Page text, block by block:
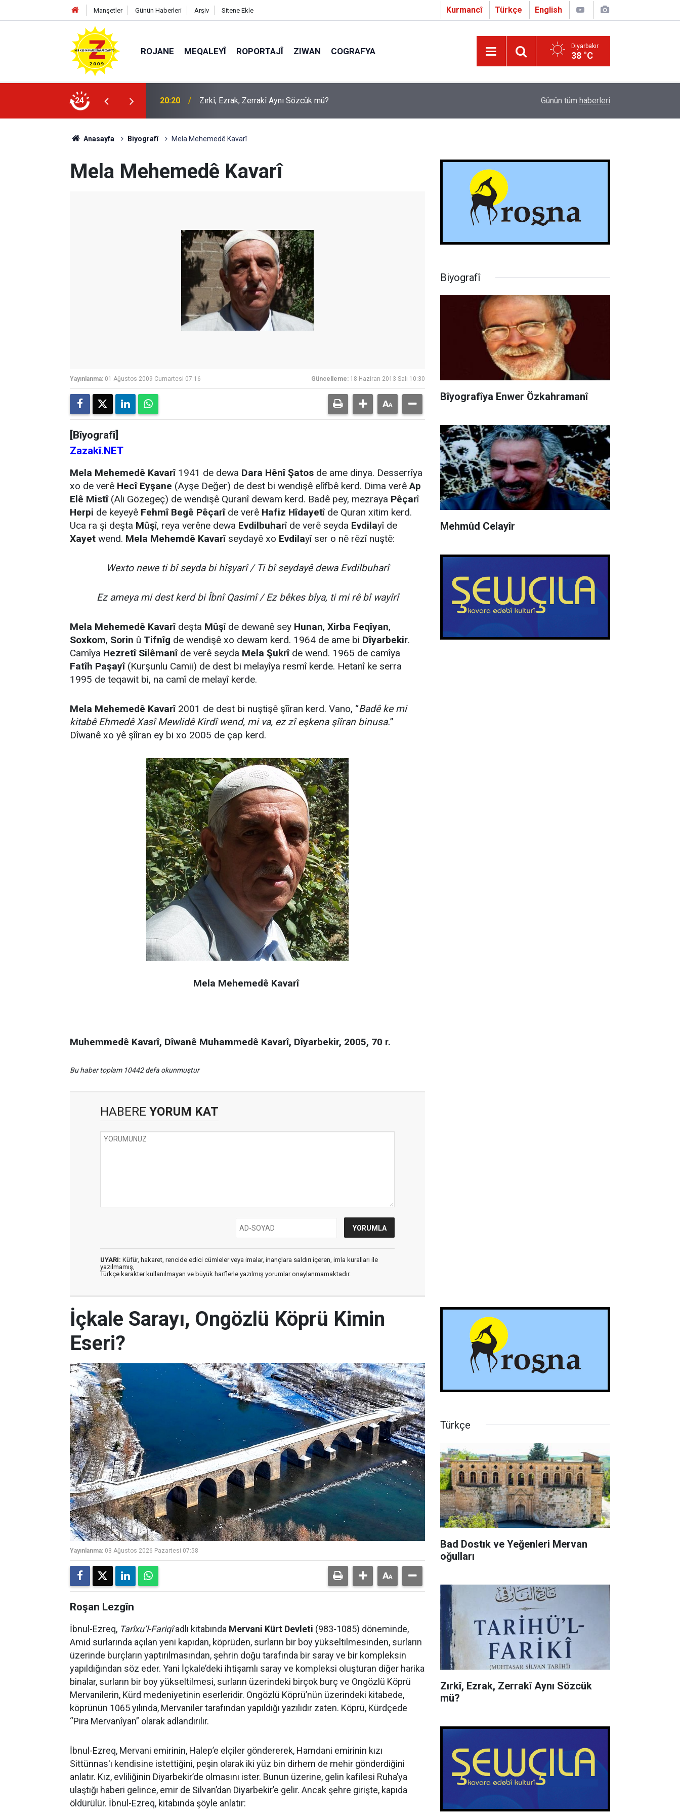
Manşetler Günün Haberleri Arşiv Sitene Ekle Kurmancî Türkçe English
ROJANE MEQALEYÎ ROPORTAJÎ ZIWAN COGRAFYA Diyarbakır
38 °C
24 09:56 Ji Zilma Partîzanan Nimûneyeka Piçûk Çapo 3. o Hîrakerde yê Ferhengê Zazakî-Tirkî
Günün tüm haberleri
Anasayfa Biyografî Mela Mehemedê Kavarî
Mela Mehemedê Kavarî
Yayınlanma: 01 Ağustos 2009 Cumartesi 07:16 Güncelleme: 18 Haziran 2013 Salı 10:30
[Bîyografî]
Zazakî.NET
Mela Mehemedê Kavarî1941 de dewa Dara Hênî Şatos de ame dinya. Desserrîya
xo de verê Hecî Eyşane (Ayşe Değer) de dest bi wendişê elîfbê kerd. Dima verêAp
Elê Mistî(Ali Gözegeç) de wendişê Quranî dewam kerd. Badê pey, mezraya Pêçarî
Herpi de keyeyê Fehmî Begê Pêçarîde verê Hafiz Hîdayetî de Quran xitim kerd.
Uca ra şi deşta Mûşî, reya verêne dewa Evdilbuharî de verê seyda Evdilayî de
Xayet wend. Mela Mehemdê Kavarîseydayê xo Evdilayî ser o nê rêzî nuştê:
Wexto newe ti bî seyda bi hîşyarî / Ti bî seydayê dewa Evdilbuharî
Ez ameya mi dest kerd bi Îbnî Qasimî / Ez bêkes bîya, ti mi rê bî wayîrî
Mela Mehemedê Kavarîdeşta Mûşî de dewanê sey Hunan, Xirba Feqîyan,
Soxkom, Sorin û Tifnîg de wendişê xo dewam kerd. 1964 de ame bi Dîyarbekir.
Camîya Hezretî Silêmanîde verê seyda Mela Şukrîde wend. 1965 de camîya
Fatîh Paşayî(Kurşunlu Camii) de dest bi melayîya resmî kerde. Hetanî ke serra
1995 de teqawit bi, na camî de melayî kerde.
Mela Mehemedê Kavarî2001 de dest bi nuştişê şîîran kerd. Vano, “Badê ke mi
kitabê Ehmedê Xasî Mewlidê Kirdî wend, mi va, ez zî eşkena şîîran binusa.”
Dîwanê xo yê şîîran ey bi xo 2005 de çap kerd.
Mela Mehemedê Kavarî
Muhemmedê Kavarî, Dîwanê Muhammedê Kavarî, Dîyarbekir, 2005, 70 r.
Bu haber toplam 10442 defa okunmuştur
HABERE YORUM KAT
UYARI: Küfür, hakaret, rencide edici cümleler veya imalar, inançlara saldırı içeren, imla kuralları ile
yazılmamış,
Türkçe karakter kullanılmayan ve büyük harflerle yazılmış yorumlar onaylanmamaktadır.
Biyografî
Bîyografîya Enwer Özkahramanî
Mehmûd Celayîr
İçkale Sarayı, Ongözlü Köprü Kimin
Eseri?
Yayınlanma: 03 Ağustos 2026 Pazartesi 07:58
Roşan Lezgîn
İbnul-Ezreq, Tarîxu’l-Fariqîadlı kitabında Mervani Kürt Devleti (983-1085) döneminde,
Amid surlarında açılan yeni kapıdan, köprüden, surların bir boy yükseltilmesinden, surların
üzerinde burçların yaptırılmasından, şehrin doğu tarafında bir saray ve bir kompleksin
yapıldığından söz eder. Yani İçkale’deki ihtişamlı saray ve kompleksi oluşturan diğer harika
binalar, surların bir boy yükseltilmesi, surların üzerindeki birçok burç ve Ongözlü Köprü
Mervanilerin, Kürd medeniyetinin eserleridir. Ongözlü Köprü’nün üzerindeki kitabede,
köprünün 1065 yılında, Mervaniler tarafından yapıldığı yazılıdır zaten. Köprü, Kürdçede
“Pira Mervanîyan” olarak adlandırılır.
İbnul-Ezreq, Mervani emirinin, Halep’e elçiler göndererek, Hamdani emirinin kızı
Sittünnas'ı kendisine istettiğini, peşin olarak iki yüz bin dirhem de mehir gönderdiğini
anlatır. Kız, evliliğinin Diyarbekir’de olmasını ister. Bunun üzerine, gelin kafilesi Ruha’ya
ulaştığı haberi gelince, emir de Silvan’dan Diyarbekir’e gelir. Ancak şehre girişte, kapıda
öldürülür. İbnul-Ezreq, kitabında şöyle anlatır:
Türkçe
Bad Dostık ve Yeğenleri Mervan
oğulları
Zırkî, Ezrak, Zerrakî Aynı Sözcük
mü?